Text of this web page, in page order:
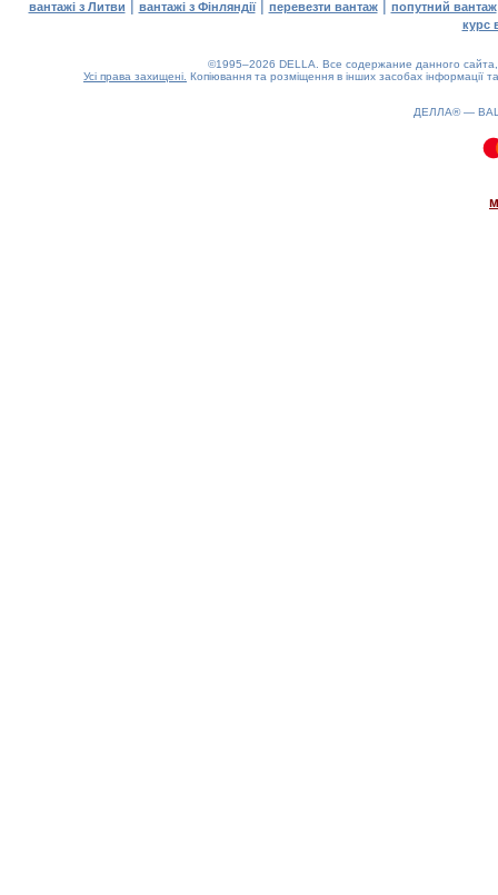
вантажі з Литви вантажі з Фінляндії| перевезти вантаж| попутний вантаж
курс
©1995–2026 DELLA. Все содержание данного
Усі права захищені. Копіювання та розміщення в інших засобах інформації
ДЕЛЛА® —